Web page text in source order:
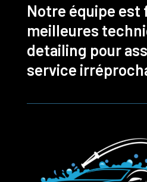
Notre équipe est
meilleures
detailing pour
service